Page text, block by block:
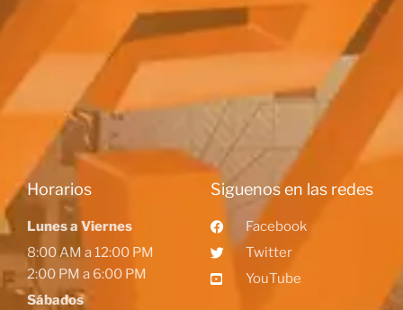
Horarios
Lunes a Viernes
8:00 AM a 12:00 PM
2:00 PM a 6:00 PM
Sábados
Siguenos en las redes
Facebook
Twitter
YouTube